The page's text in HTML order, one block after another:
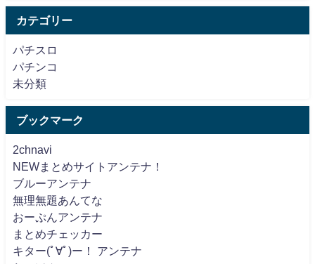
カテゴリー
パチスロ
パチンコ
未分類
ブックマーク
2chnavi
NEWまとめサイトアンテナ！
ブルーアンテナ
無理無題あんてな
おーぷんアンテナ
まとめチェッカー
キター(ﾟ∀ﾟ)ー！ アンテナ